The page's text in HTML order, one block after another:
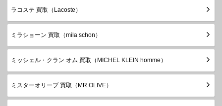
ラコステ 買取（Lacoste）
ミラショーン 買取（mila schon）
ミッシェル・クラン オム 買取（MICHEL KLEIN homme）
ミスターオリーブ 買取（MR.OLIVE）